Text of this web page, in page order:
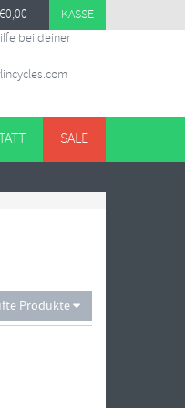
€0,00 KASSE
bei deiner
SALE
Produkte